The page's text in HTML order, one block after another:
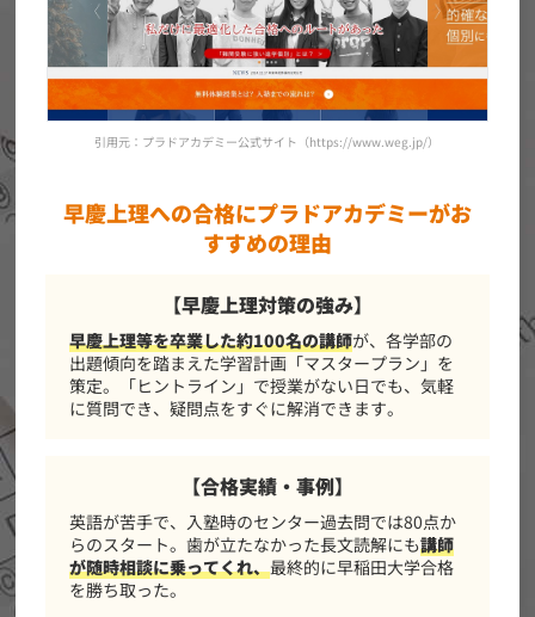
引用元：プラドアカデミー公式サイト（https://www.weg.jp/）
早慶上理への合格にプラドアカデミーがお
すすめの理由
【早慶上理対策の強み】
早慶上理等を卒業した約100名の講師が、各学部の
出題傾向を踏まえた学習計画「マスタープラン」を
策定。「ヒントライン」で授業がない日でも、気軽
に質問でき、疑問点をすぐに解消できます。
【合格実績・事例】
英語が苦手で、入塾時のセンター過去問では80点か
らのスタート。歯が立たなかった長文読解にも講師
が随時相談に乗ってくれ、最終的に早稲田大学合格
を勝ち取った。